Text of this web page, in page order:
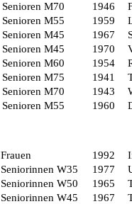
Senioren M70 1946
Senioren M55 1959
Senioren M45 1967
Senioren M45 1970
Senioren M60 1954
Senioren M75 1941
Senioren M70 1943
Senioren M55 1960
Frauen 1992
Seniorinnen W35 1977
Seniorinnen W50 1965
Seniorinnen W45 1967